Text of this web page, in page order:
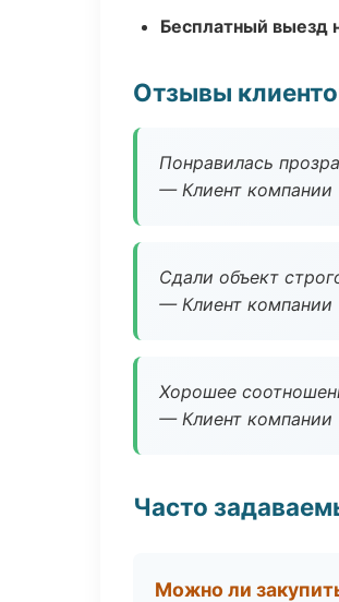
Бесплатный выезд
Отзывы
Понравилась
— Клиент компании
Сдали объект
— Клиент компании
Хорошее
— Клиент компании
Часто
Можно ли